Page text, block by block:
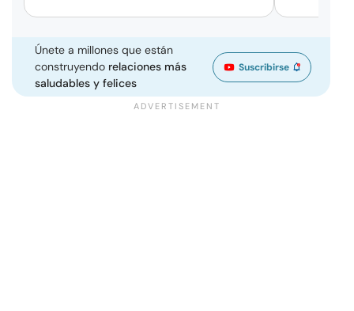
Únete a millones que están
construyendo relaciones más
saludables y felices
Suscribirse